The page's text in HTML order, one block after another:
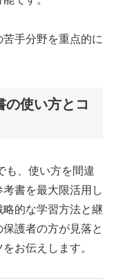
手分野を重点的に
の使い方とコ
も、使い方を間違
書を最大限活用し
的な学習方法と継
護者の方が見落と
お伝えします。